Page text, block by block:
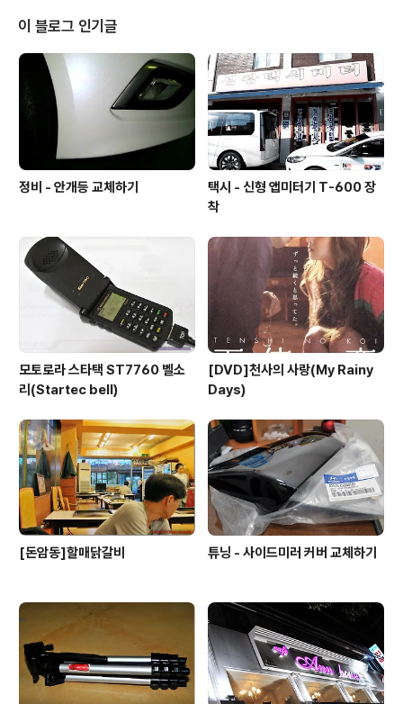
이 블로그 인기글
정비 - 안개등 교체하기
택시 - 신형 앱미터기 T-600 장
착
모토로라 스타택 ST7760 벨소
리(Startec bell)
[DVD]천사의 사랑(My Rainy
Days)
[돈암동]할매닭갈비 튜닝 - 사이드미러 커버 교체하기